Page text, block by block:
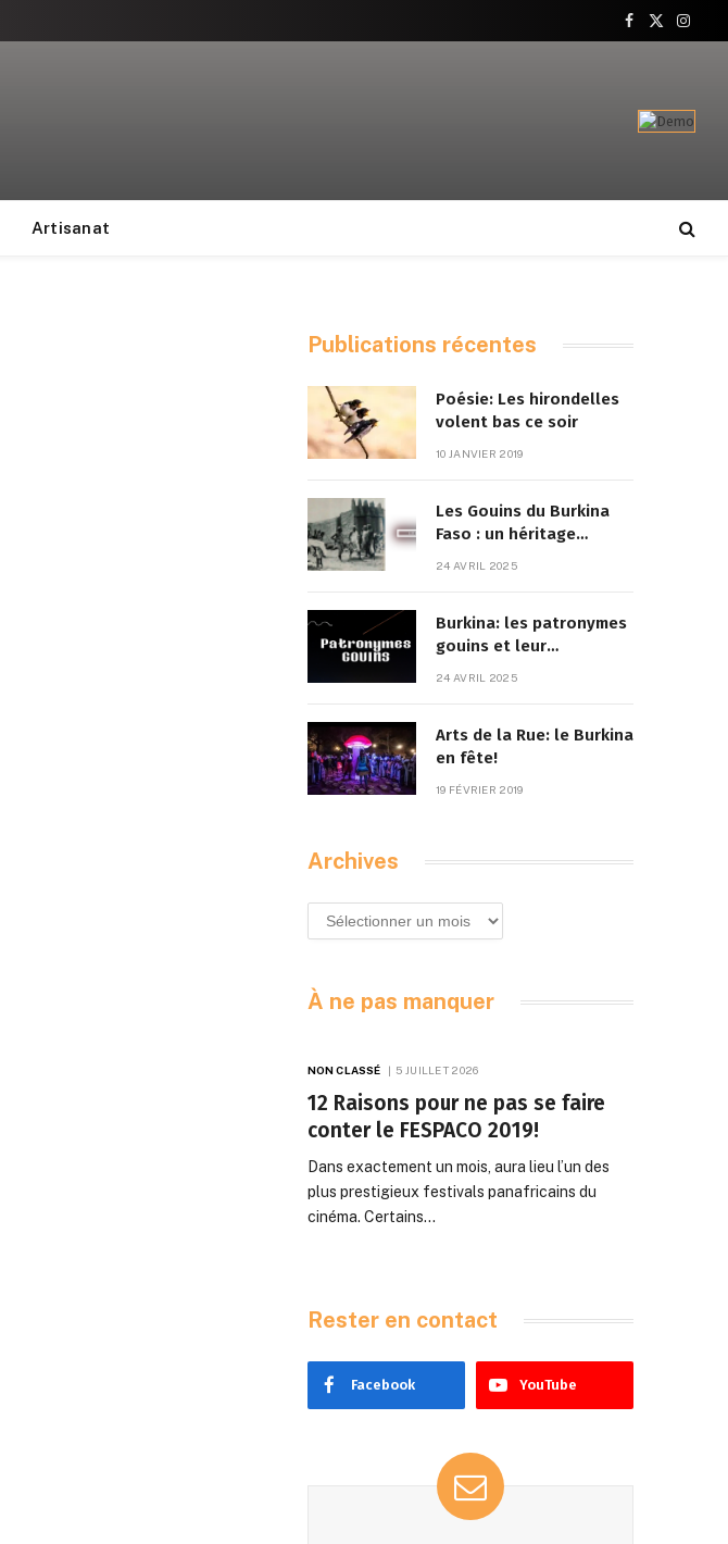
Facebook
X
Artisanat
Publications récentes
Poésie: Les hirondelles
volent bas ce soir
10 JANVIER 2019
Les Gouins du Burkina
Faso : un héritage
24 AVRIL 2025
Burkina: les patronymes
gouins et leur
24 AVRIL 2025
Arts de la Rue: le Burkina
en fête!
19 FÉVRIER 2019
Archives
Archives
À ne pas manquer
NON CLASSÉ 5 JUILLET 2026
12 Raisons pour ne pas se faire
conter le FESPACO 2019!
Dans exactement un mois, aura lieu l’un des
plus prestigieux festivals panafricains du
cinéma. Certains…
Rester en contact
Facebook YouTube